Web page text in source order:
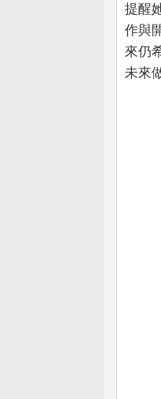
提醒
作與
來仍
未來